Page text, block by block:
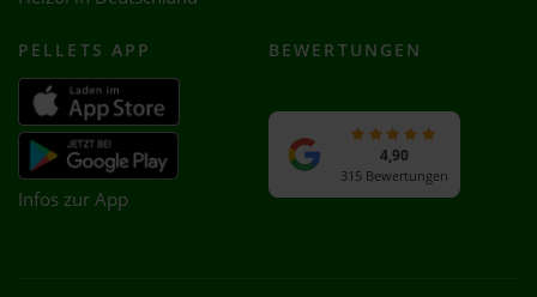
PELLETS APP
Infos zur App
BEWERTUNGEN
4,90
315 Bewertungen